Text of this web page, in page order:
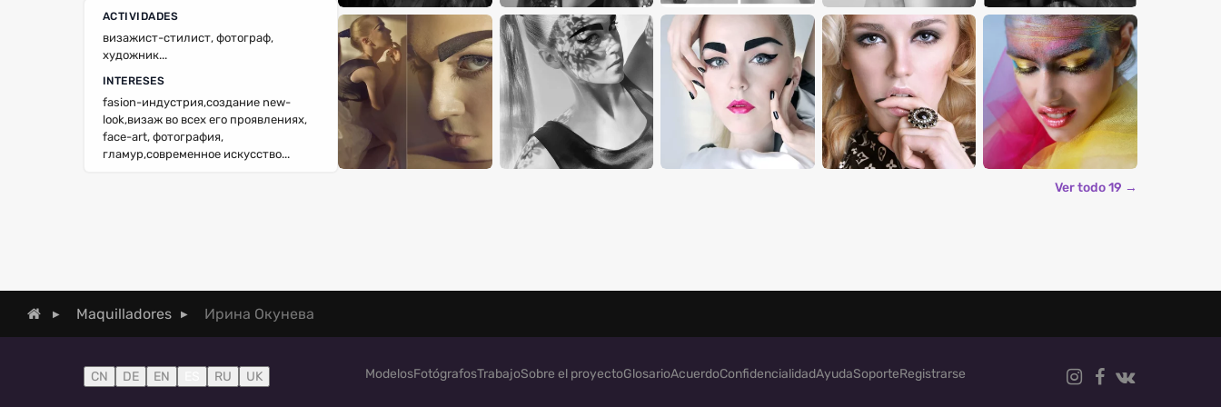
ACTIVIDADES
визажист-стилист, фотограф,
художник...
INTERESES
fasion-индустрия,создание new-
look,визаж во всех его проявлениях,
face-art, фотография,
гламур,современное искусство...
Ver todo 19 →
Maquilladores Ирина Окунева
CN DE EN RU UK ModelosFotógrafosTrabajoSobre el proyectoGlosarioAcuerdoConfidencialidadAyudaSoporteRegistrarse